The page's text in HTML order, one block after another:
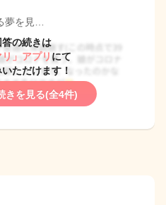
夢を見…
答の続きは
」アプリ にて
ただけます！
きを見る(全4件)